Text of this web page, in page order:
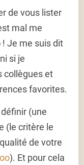
de vous lister
mal me
Je me suis dit
si je
collègues et
favorites.
(une
(le critère le
de votre
). Et pour cela